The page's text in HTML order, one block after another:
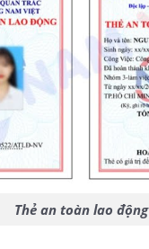
Thẻ an toàn lao động